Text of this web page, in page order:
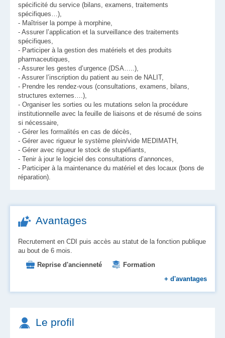
spécificité du service (bilans, examens, traitements
spécifiques…),
- Maîtriser la pompe à morphine,
- Assurer l’application et la surveillance des traitements
spécifiques,
- Participer à la gestion des matériels et des produits
pharmaceutiques,
- Assurer les gestes d’urgence (DSA…..),
- Assurer l’inscription du patient au sein de NALIT,
- Prendre les rendez-vous (consultations, examens, bilans,
structures externes….),
- Organiser les sorties ou les mutations selon la procédure
institutionnelle avec la feuille de liaisons et de résumé de soins
si nécessaire,
- Gérer les formalités en cas de décès,
- Gérer avec rigueur le système plein/vide MEDIMATH,
- Gérer avec rigueur le stock de stupéfiants,
- Tenir à jour le logiciel des consultations d’annonces,
- Participer à la maintenance du matériel et des locaux (bons de
réparation).
Avantages
Recrutement en CDI puis accès au statut de la fonction publique
au bout de 6 mois.
Reprise d'ancienneté
Formation
Prise en charge des transports
+ d'avantages
Le profil